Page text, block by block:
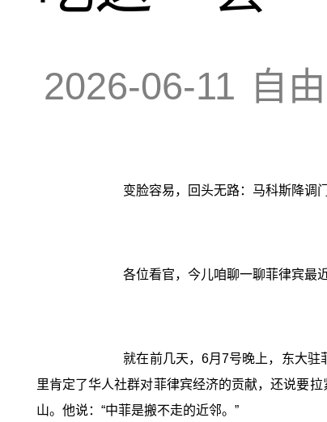
2026-06-11 自由
变脸容易，回头无路：马科斯降调
各位看官，今儿咱聊一聊菲律宾最
就在前几天，6月7号晚上，东大
里肯定了华人社群对菲律宾经济的贡献，还说要
山。他说：“中菲是搬不走的近邻。”